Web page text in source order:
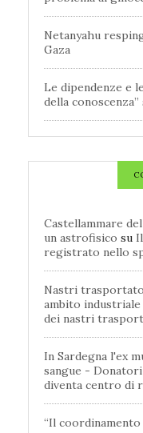
Netanyahu
Gaza
Le dipendenze e
della conoscenza”
Castellammare
un astrofisico su
registrato nello
Nastri
ambito industriale
dei nastri
In Sardegna l'ex
sangue -
diventa centro di
“Il coordinamento